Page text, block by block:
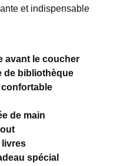
et indispensable
avant le coucher
de bibliothèque
de main
livres
spécial